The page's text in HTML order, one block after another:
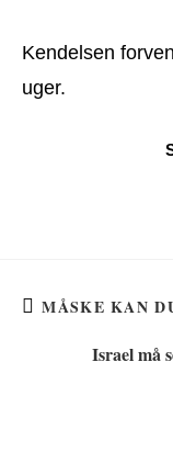
Kendelsen
uger.
MÅSKE KAN
Israel må